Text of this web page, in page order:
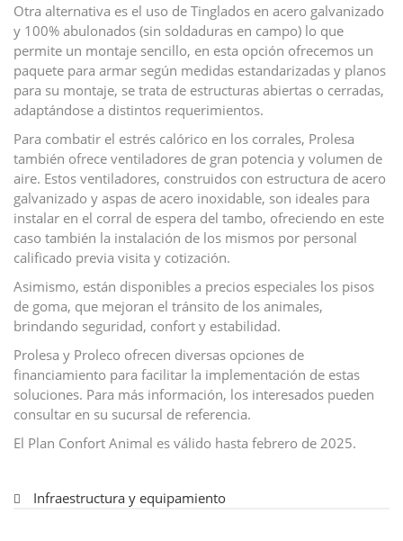
Otra alternativa es el uso de Tinglados en acero galvanizado
y 100% abulonados (sin soldaduras en campo) lo que
permite un montaje sencillo, en esta opción ofrecemos un
paquete para armar según medidas estandarizadas y planos
para su montaje, se trata de estructuras abiertas o cerradas,
adaptándose a distintos requerimientos.
Para combatir el estrés calórico en los corrales, Prolesa
también ofrece ventiladores de gran potencia y volumen de
aire. Estos ventiladores, construidos con estructura de acero
galvanizado y aspas de acero inoxidable, son ideales para
instalar en el corral de espera del tambo, ofreciendo en este
caso también la instalación de los mismos por personal
calificado previa visita y cotización.
Asimismo, están disponibles a precios especiales los pisos
de goma, que mejoran el tránsito de los animales,
brindando seguridad, confort y estabilidad.
Prolesa y Proleco ofrecen diversas opciones de
financiamiento para facilitar la implementación de estas
soluciones. Para más información, los interesados pueden
consultar en su sucursal de referencia.
El Plan Confort Animal es válido hasta febrero de 2025.
Infraestructura y equipamiento